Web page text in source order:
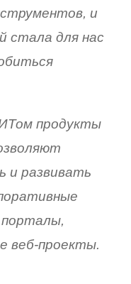
и
стала для нас
продукты
и развивать
веб-проекты.